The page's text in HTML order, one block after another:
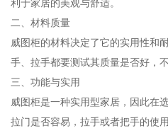
利于家居的美观与舒适。
二、材料质量
威图柜的材料决定了它的实用性和
手、拉手都要测试其质量是否好，
三、功能与实用
威图柜是一种实用型家居，因此在
拉门是否容易，拉手或者把手的使